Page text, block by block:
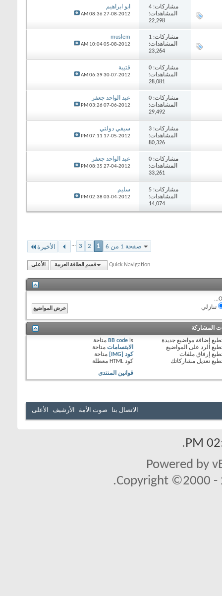
مشاركات: 4
المشاهدات:
22,298
ابو ابراهيم
27-08-2012
08:36 AM
مشاركات: 1
المشاهدات:
23,264
muslem
05-08-2012
10:04 AM
مشاركات: 0
المشاهدات:
28,081
قتيبة
30-07-2012
06:39 AM
مشاركات: 0
المشاهدات:
29,492
عبد الواحد جعفر
07-06-2012
03:26 PM
مشاركات: 3
المشاهدات:
80,326
سيفي دولتي
17-05-2012
07:11 PM
مشاركات: 0
المشاهدات:
33,261
عبد الواحد جعفر
27-04-2012
08:35 PM
مشاركات: 5
المشاهدات:
14,074
سليم
03-04-2012
02:38 PM
صفحة 1 من 6 1
2
3
... الأخيرة
Quick Navigation قسم الطاقة العربية الأعلى
تنازلي
المشاركة
إضافة مواضيع جديدة
الرد على المواضيع
إرفاق ملفات
تعديل مشاركاتك
BB code is
متاحة
الابتسامات متاحة
كود [IMG]
متاحة
كود HTML
معطلة
قوانين المنتدى
الاتصال بنا صوت الأمة الأرشيف الأعلى
.
Powered by
Copyright ©2000 -